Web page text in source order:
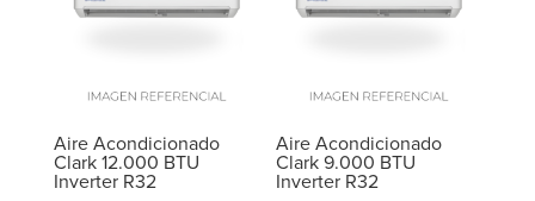
Aire Acondicionado
Clark 12.000 BTU
Inverter R32
Aire Acondicionado
Clark 9.000 BTU
Inverter R32